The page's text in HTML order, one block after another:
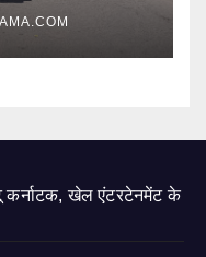
कर्नाटक, खेल एंटरटेनमेंट के